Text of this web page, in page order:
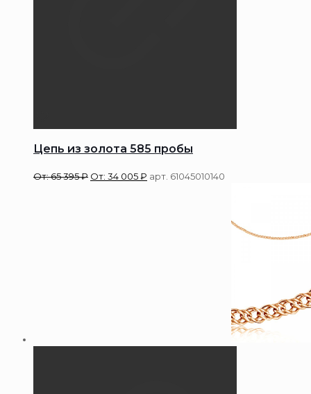
Цепь из золота 585 пробы
От:65 395₽ От: 34 005₽ арт. 61045010140